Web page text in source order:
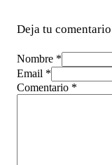
Deja tu comentario
Nombre *
Email *
Comentario *